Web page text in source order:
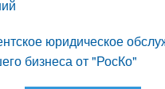
юридическое
бизнеса от "РосКо"